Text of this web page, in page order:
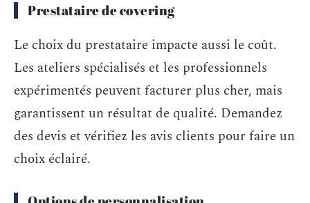
Prestataire de covering
Le choix du prestataire impacte aussi le coût.
Les ateliers spécialisés et les professionnels
expérimentés peuvent facturer plus cher, mais
garantissent un résultat de qualité. Demandez
des devis et vérifiez les avis clients pour faire un
choix éclairé.